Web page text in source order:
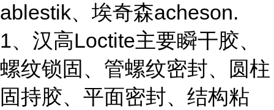
ablestik、埃奇森acheson.
1、汉高Loctite主要瞬干胶、
螺纹锁固、管螺纹密封、圆柱
固持胶、平面密封、结构粘